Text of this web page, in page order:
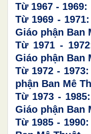
Từ 1967 -
Từ 1969 -
Giáo phận
Từ 1971 -
Giáo phận
Từ 1972 -
phận Ban Mê
Từ 1973 -
Giáo phận Ban
Từ 1985 -